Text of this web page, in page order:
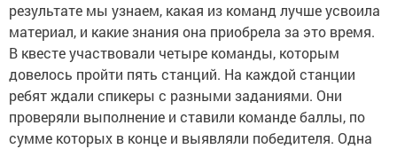
результате мы узнаем, какая из команд лучше усвоила
материал, и какие знания она приобрела за это время.
В квесте участвовали четыре команды, которым
довелось пройти пять станций. На каждой станции
ребят ждали спикеры с разными заданиями. Они
проверяли выполнение и ставили команде баллы, по
сумме которых в конце и выявляли победителя. Одна